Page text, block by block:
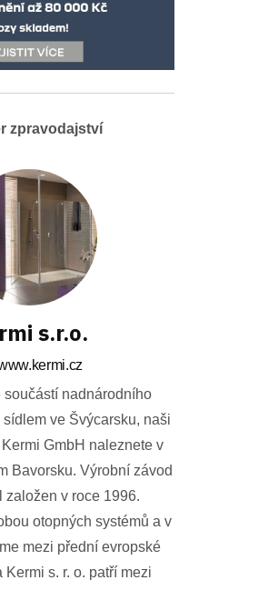
zpravodajství
s.r.o.
součástí nadnárodního
sídlem ve Švýcarsku, naši
GmbH naleznete v
Bavorsku. Výrobní závod
založen v roce 1996.
otopných systémů a v
mezi přední evropské
Kermi s. r. o. patří mezi